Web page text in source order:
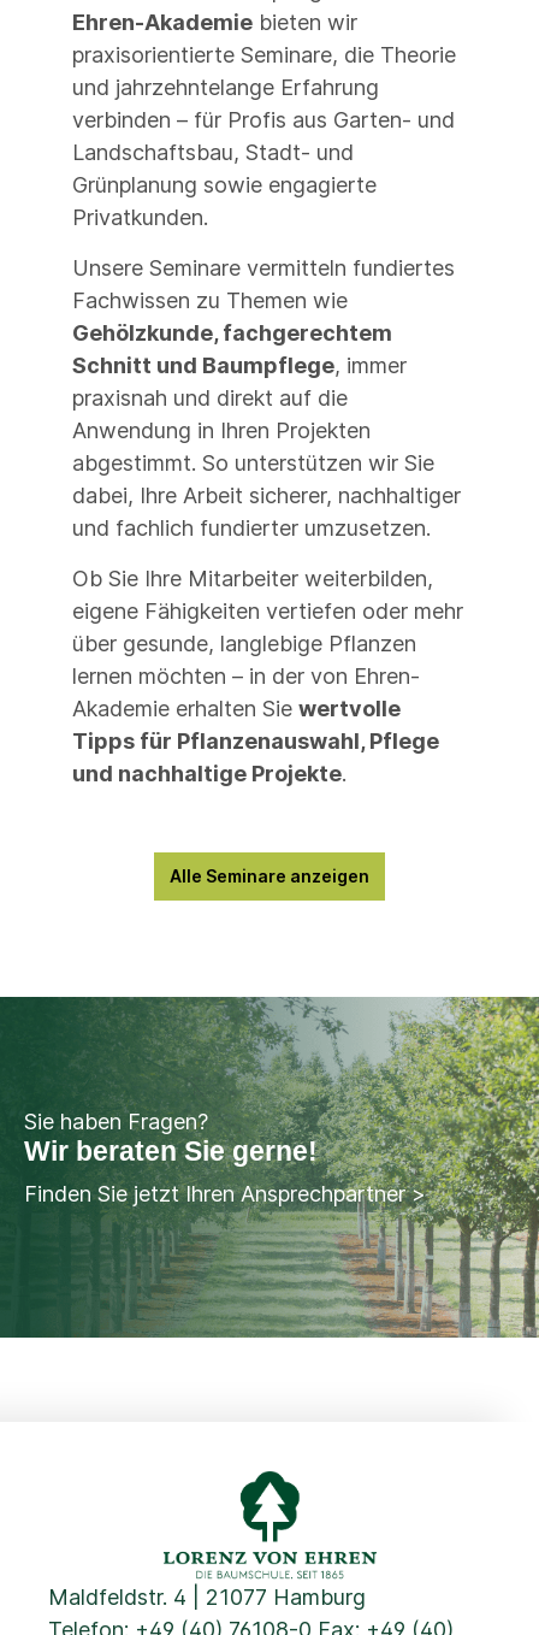
Ehren-Akademie bieten wir
praxisorientierte Seminare, die Theorie
und jahrzehntelange Erfahrung
verbinden – für Profis aus Garten- und
Landschaftsbau, Stadt- und
Grünplanung sowie engagierte
Privatkunden.
Unsere Seminare vermitteln fundiertes
Fachwissen zu Themen wie
Gehölzkunde, fachgerechtem
Schnitt und Baumpflege, immer
praxisnah und direkt auf die
Anwendung in Ihren Projekten
abgestimmt. So unterstützen wir Sie
dabei, Ihre Arbeit sicherer, nachhaltiger
und fachlich fundierter umzusetzen.
Ob Sie Ihre Mitarbeiter weiterbilden,
eigene Fähigkeiten vertiefen oder mehr
über gesunde, langlebige Pflanzen
lernen möchten – in der von Ehren-
Akademie erhalten Sie wertvolle
Tipps für Pflanzenauswahl, Pflege
und nachhaltige Projekte.
Alle Seminare anzeigen
Sie haben Fragen?
Wir beraten Sie gerne!
Finden Sie jetzt Ihren Ansprechpartner >
Maldfeldstr. 4 | 21077 Hamburg
Telefon: +49 (40) 76108-0 Fax: +49 (40)